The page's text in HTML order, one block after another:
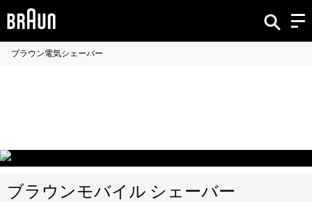
ブラウン電気シェーバー
ブラウンモバイル シェーバー